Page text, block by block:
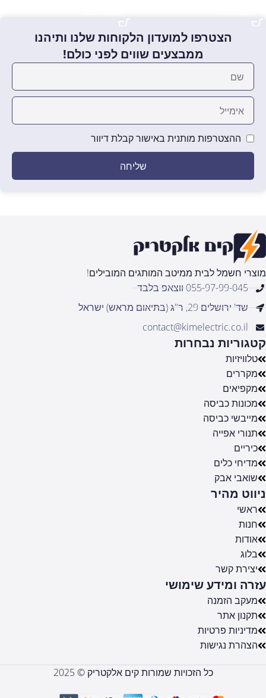
הצטרפו למועדון הלקוחות שלנו ותיהנו
ממבצעים שווים לפני כולם!
ההצטרפות מותנית באישור קבלת דיוור
שליחה
מוצרי חשמל לבית ממיטב המותגים המובילים!
055-97-99-045 ווצאפ בלבד
שד' ירושלים 29, ר"ג (בתיאום מראש) ישראל
contact@kimelectric.co.il
קטגוריות נבחרות
טלוויזיות
מקררים
מקפיאים
מכונות כביסה
מייבשי כביסה
תנורי אפייה
כיריים
מדיחי כלים
שואבי אבק
ניווט מהיר
ראשי
חנות
אודות
בלוג
יצירת קשר
עזרה ומידע שימושי
מעקב הזמנה
תקנון אתר
מדיניות פרטיות
הצהרת נגישות
כל הזכויות שמורות קים אלקטריק © 2025